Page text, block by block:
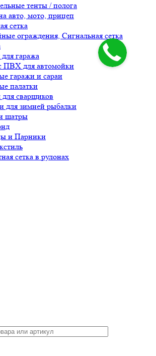
тенты / полога
авто, мото, прицеп
сетка
ограждения, Сигнальная сетка
гаража
ПВХ для автомойки
гаражи и сараи
палатки
сварщиков
для зимней рыбалки
шатры
и Парники
сетка в рулонах